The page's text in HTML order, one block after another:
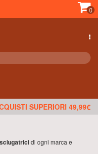
0
SUPERIORI 49,99€
di ogni marca e